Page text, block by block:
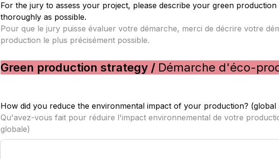
For the jury to assess your project, please describe your green production
Pour que le jury puisse évaluer votre démarche, merci de décrire votre
production le plus précisément possible.
Green production strategy / Démarche d'éco-
How did you reduce the environmental impact of your production? (global
Qu'avez-vous fait pour réduire l'impact environnemental de votre
globale)